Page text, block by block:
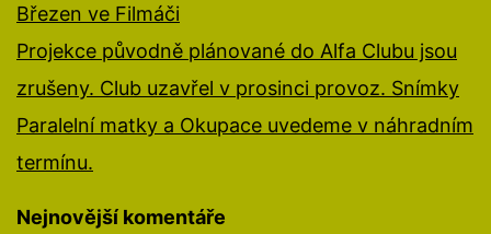
Březen ve Filmáči
Projekce původně plánované do Alfa Clubu jsou
zrušeny. Club uzavřel v prosinci provoz. Snímky
Paralelní matky a Okupace uvedeme v náhradním
termínu.
Nejnovější komentáře